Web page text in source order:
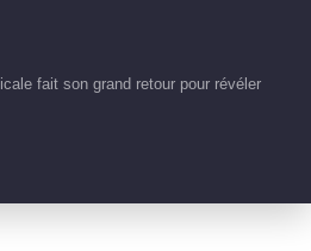
fait son grand retour pour révéler